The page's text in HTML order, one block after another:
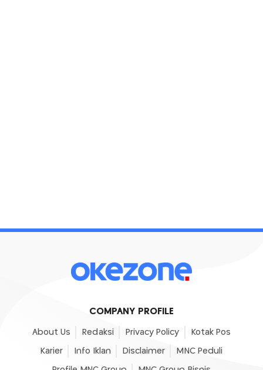
COMPANY PROFILE
About Us Redaksi Privacy Policy Kotak Pos
Karier Info Iklan Disclaimer MNC Peduli